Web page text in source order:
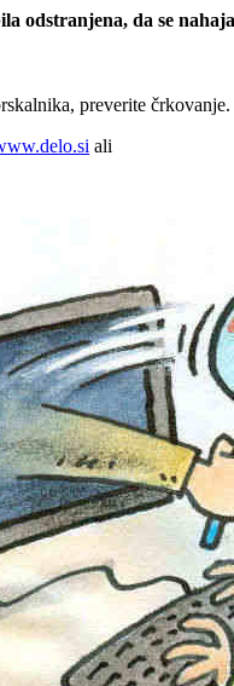
odstranjena, da se
preverite črkovanje.
ali